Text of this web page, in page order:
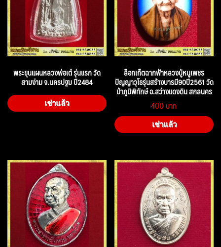
พระขุนแผนหลวงพ่อเต๋ รุ่นแรก วัด
สามง่าม จ.นครปฐม ปี2484
เช่าแล้ว
ล็อกเก็ตฉากฟ้าหลวงปู่หนูเพชร
ปัญญาวุโธรุ่นสร้างบารมี90ปี2561 วัด
ป่าภูมิพิทักษ์ อ.สว่างแดงดิน สกลนคร
400
เช่าแล้ว